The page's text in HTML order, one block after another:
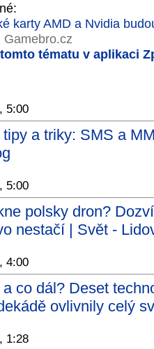
karty AMD a Nvidia
Gamebro.cz
tématu v aplikaci
5:00
tipy a triky: SMS a
5:00
polsky dron?
nestačí | Svět -
4:00
co dál? Deset
ovlivnily celý
1:28